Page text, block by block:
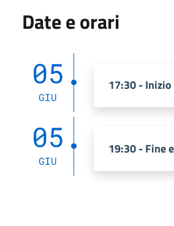
Date e orari
05
GIU
17:30 -
05
GIU
19:30 - Fine